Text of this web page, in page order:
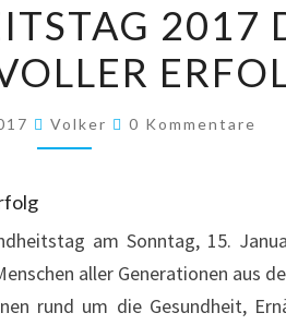
GESUNDHEITSTAG
2017
DER
UBE
ERFOLG
2017
Volker Kommentare
0 Kommentare
am Sonntag, 15.
aller Generationen aus
rund um die Gesundheit,